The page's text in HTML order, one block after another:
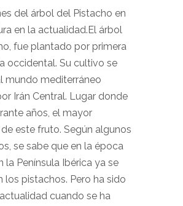
del árbol del Pistacho en
en la actualidad.El árbol
fue plantado por primera
occidental. Su cultivo se
mundo mediterráneo
Irán Central. Lugar donde
años, el mayor
este fruto. Según algunos
se sabe que en la época
la Península Ibérica ya se
los pistachos. Pero ha sido
cuando se ha